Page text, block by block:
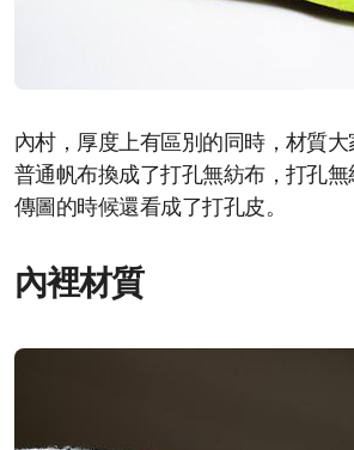
內村，厚度上有區別的同時，材質
普通帆布換成了打孔無紡布，打孔
傳圖的時候還看成了打孔皮。
內裡材質